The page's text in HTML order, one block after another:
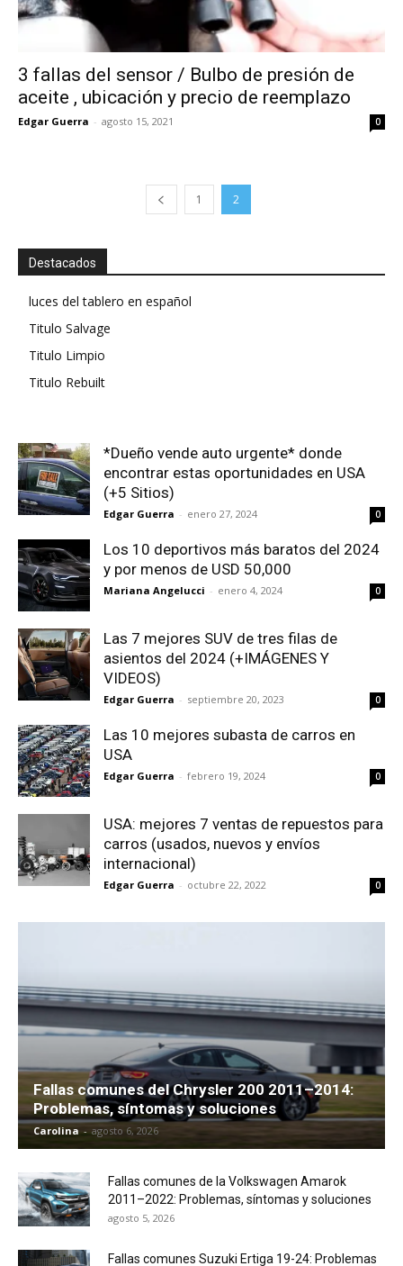
3 fallas del sensor / Bulbo de presión de
aceite , ubicación y precio de reemplazo
Edgar Guerra - agosto 15, 2021 0
1 2
Destacados
luces del tablero en español
Titulo Salvage
Titulo Limpio
Titulo Rebuilt
*Dueño vende auto urgente* donde
encontrar estas oportunidades en USA
(+5 Sitios)
Edgar Guerra - enero 27, 2024 0
Los 10 deportivos más baratos del 2024
y por menos de USD 50,000
Mariana Angelucci - enero 4, 2024 0
Las 7 mejores SUV de tres filas de
asientos del 2024 (+IMÁGENES Y
VIDEOS)
Edgar Guerra - septiembre 20, 2023 0
Las 10 mejores subasta de carros en
USA
Edgar Guerra - febrero 19, 2024 0
USA: mejores 7 ventas de repuestos para
carros (usados, nuevos y envíos
internacional)
Edgar Guerra - octubre 22, 2022 0
Fallas comunes del Chrysler 200 2011–2014:
Problemas, síntomas y soluciones
Carolina - agosto 6, 2026
Fallas comunes de la Volkswagen Amarok
2011–2022: Problemas, síntomas y soluciones
agosto 5, 2026
Fallas comunes Suzuki Ertiga 19-24: Problemas